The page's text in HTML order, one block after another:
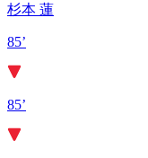
杉本 蓮
85’
85’